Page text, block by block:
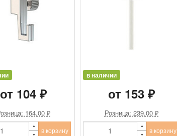
от 104 ₽
164.00 ₽
в корзину
в наличии
от 153 ₽
Розница: 239.00 ₽
в корзину